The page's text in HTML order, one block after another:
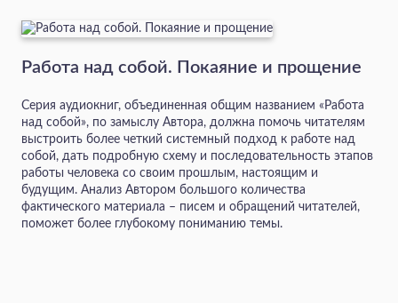
Работа над собой. Покаяние и прощение
Серия аудиокниг, объединенная общим названием «Работа
над собой», по замыслу Автора, должна помочь читателям
выстроить более четкий системный подход к работе над
собой, дать подробную схему и последовательность этапов
работы человека со своим прошлым, настоящим и
будущим. Анализ Автором большого количества
фактического материала – писем и обращений читателей,
поможет более глубокому пониманию темы.